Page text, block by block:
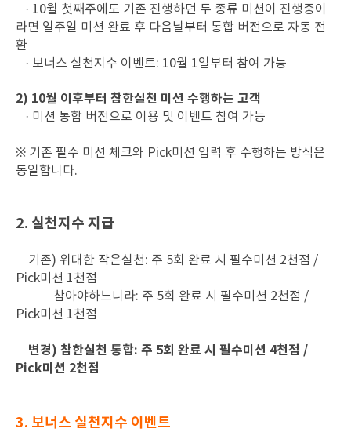
· 10월 첫째주에도 기존 진행하던 두 종류 미션이 진행중이
라면 일주일 미션 완료 후 다음날부터 통합 버전으로 자동 전
환
· 보너스 실천지수 이벤트: 10월 1일부터 참여 가능
2) 10월 이후부터 참한실천 미션 수행하는 고객
· 미션 통합 버전으로 이용 및 이벤트 참여 가능
※ 기존 필수 미션 체크와 Pick미션 입력 후 수행하는 방식은
동일합니다.
2. 실천지수 지급
기존) 위대한 작은실천: 주 5회 완료 시 필수미션 2천점 /
Pick미션 1천점
참아야하느니라: 주 5회 완료 시 필수미션 2천점 /
Pick미션 1천점
변경) 참한실천 통합: 주 5회 완료 시 필수미션 4천점 /
Pick미션 2천점
3. 보너스 실천지수 이벤트